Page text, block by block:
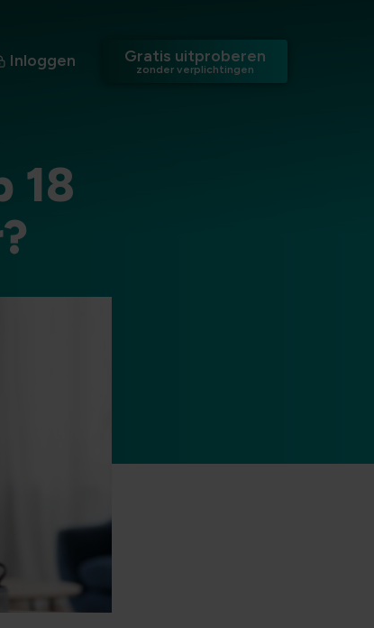
Inloggen Gratis uitproberen
zonder verplichtingen
18